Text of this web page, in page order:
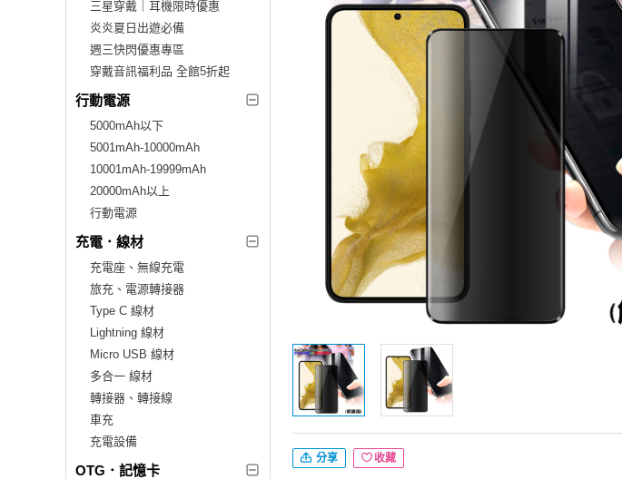
三星穿戴｜耳機限時優惠
炎炎夏日出遊必備
週三快閃優惠專區
穿戴音訊福利品 全館5折起
行動電源
5000mAh以下
5001mAh-10000mAh
10001mAh-19999mAh
20000mAh以上
行動電源
充電．線材
充電座、無線充電
旅充、電源轉接器
Type C 線材
Lightning 線材
Micro USB 線材
多合一 線材
轉接器、轉接線
車充
充電設備
OTG．記憶卡
分享 收藏